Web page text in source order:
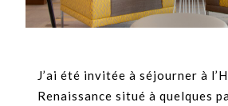
J’ai été invitée à séjourner à
Renaissance situé à quelques